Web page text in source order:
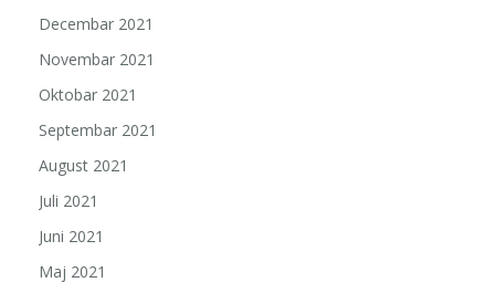
Decembar 2021
Novembar 2021
Oktobar 2021
Septembar 2021
August 2021
Juli 2021
Juni 2021
Maj 2021